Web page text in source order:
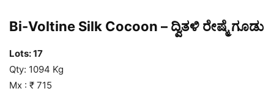
Bi-Voltine Silk Cocoon – ದ್ವಿತಳಿ ರೇಷ್ಮೆ ಗೂಡು
Lots: 17
Qty: 1094 Kg
Mx : ₹ 715